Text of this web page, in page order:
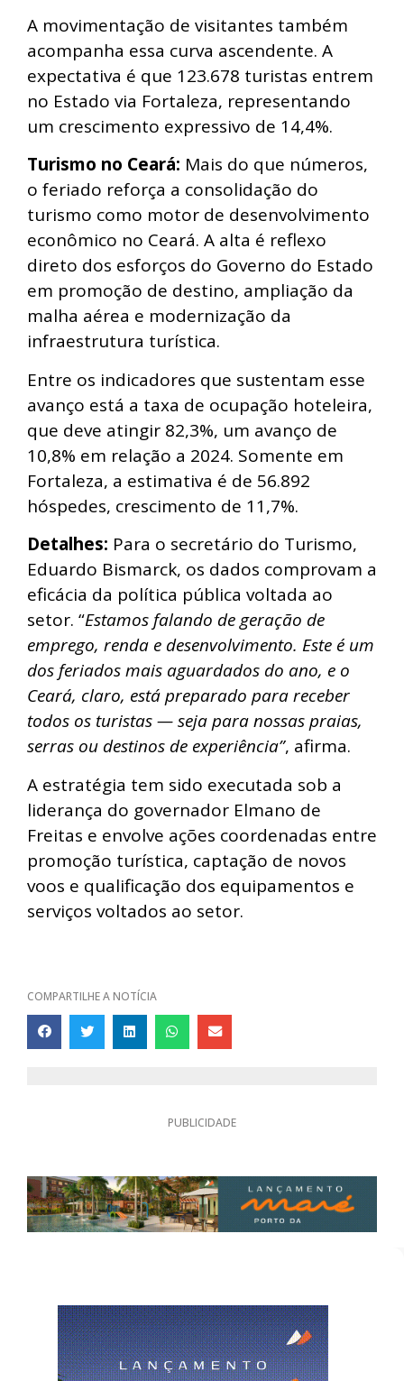
A movimentação de visitantes também
acompanha essa curva ascendente. A
expectativa é que 123.678 turistas entrem
no Estado via Fortaleza, representando
um crescimento expressivo de 14,4%.
Turismo no Ceará: Mais do que números,
o feriado reforça a consolidação do
turismo como motor de desenvolvimento
econômico no Ceará. A alta é reflexo
direto dos esforços do Governo do Estado
em promoção de destino, ampliação da
malha aérea e modernização da
infraestrutura turística.
Entre os indicadores que sustentam esse
avanço está a taxa de ocupação hoteleira,
que deve atingir 82,3%, um avanço de
10,8% em relação a 2024. Somente em
Fortaleza, a estimativa é de 56.892
hóspedes, crescimento de 11,7%.
Detalhes: Para o secretário do Turismo,
Eduardo Bismarck, os dados comprovam a
eficácia da política pública voltada ao
setor. “Estamos falando de geração de
emprego, renda e desenvolvimento. Este é um
dos feriados mais aguardados do ano, e o
Ceará, claro, está preparado para receber
todos os turistas — seja para nossas praias,
serras ou destinos de experiência”, afirma.
A estratégia tem sido executada sob a
liderança do governador Elmano de
Freitas e envolve ações coordenadas entre
promoção turística, captação de novos
voos e qualificação dos equipamentos e
serviços voltados ao setor.
COMPARTILHE A NOTÍCIA
PUBLICIDADE